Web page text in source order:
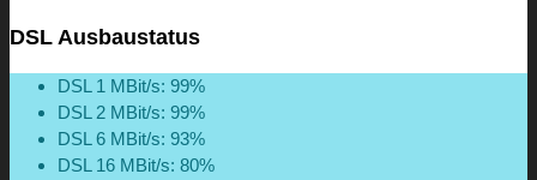
DSL Ausbaustatus
DSL 1 MBit/s: 99%
DSL 2 MBit/s: 99%
DSL 6 MBit/s: 93%
DSL 16 MBit/s: 80%